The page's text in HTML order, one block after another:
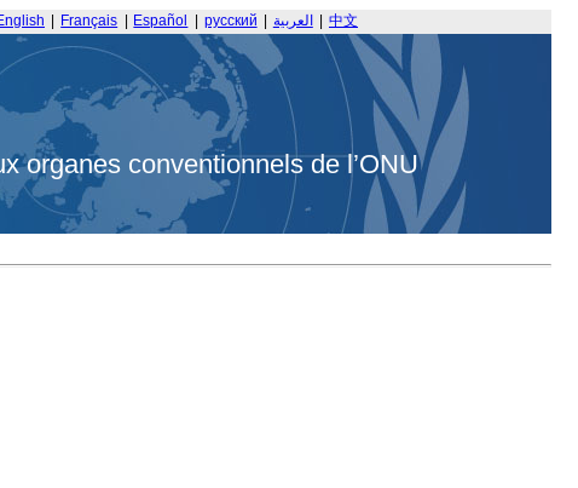
Français Español русский العربية 中文
organes conventionnels de l’ONU